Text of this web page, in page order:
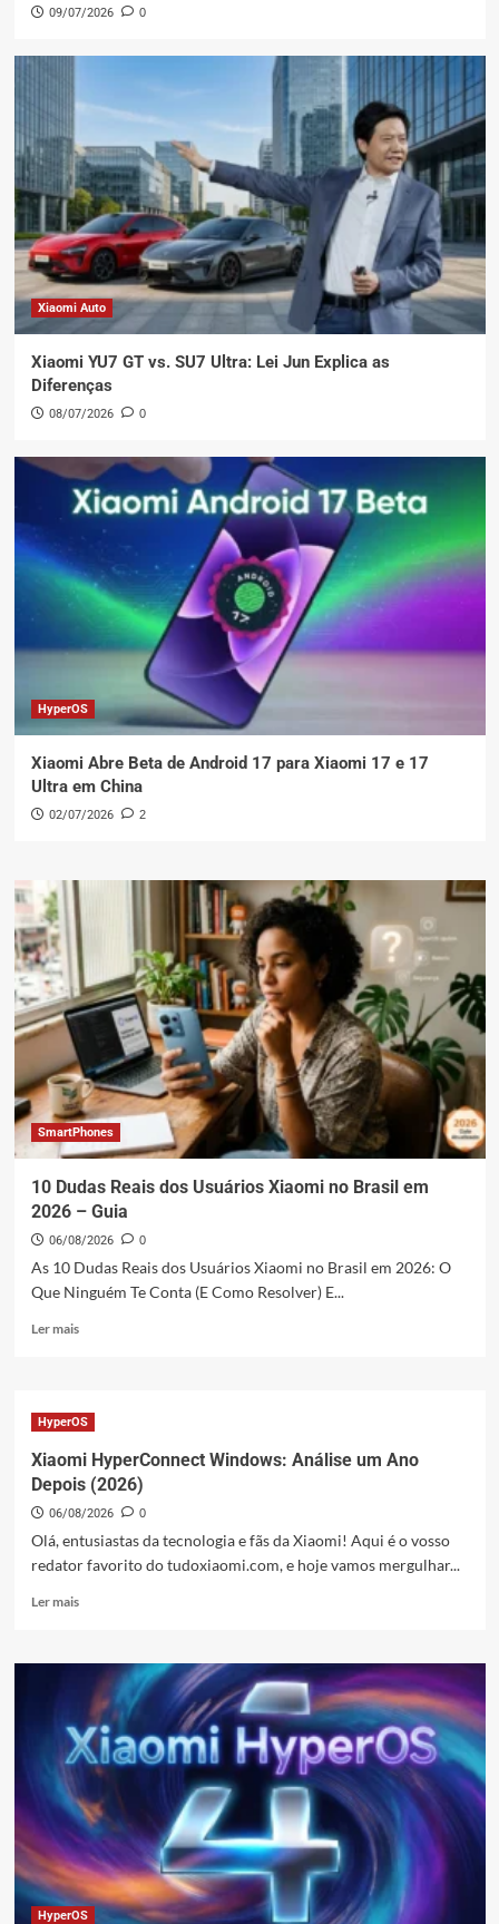
09/07/2026 0
Xiaomi Auto
Xiaomi YU7 GT vs. SU7 Ultra: Lei Jun Explica as
Diferenças
08/07/2026 0
HyperOS
Xiaomi Abre Beta de Android 17 para Xiaomi 17 e 17
Ultra em China
02/07/2026 2
SmartPhones
10 Dudas Reais dos Usuários Xiaomi no Brasil em
2026 – Guia
06/08/2026 0
As 10 Dudas Reais dos Usuários Xiaomi no Brasil em 2026: O
Que Ninguém Te Conta (E Como Resolver) E...
Ler maisLeia
Dudas
Reais
dos
Usuários
Xiaomi
no
Brasil
em
–
HyperOS
Xiaomi HyperConnect Windows: Análise um Ano
Depois (2026)
06/08/2026 0
Olá, entusiastas da tecnologia e fãs da Xiaomi! Aqui é o vosso
redator favorito do tudoxiaomi.com, e hoje vamos mergulhar...
Ler maisLeia
Xiaomi
HyperConnect
Windows:
Análise
um
Ano
(2026)
HyperOS